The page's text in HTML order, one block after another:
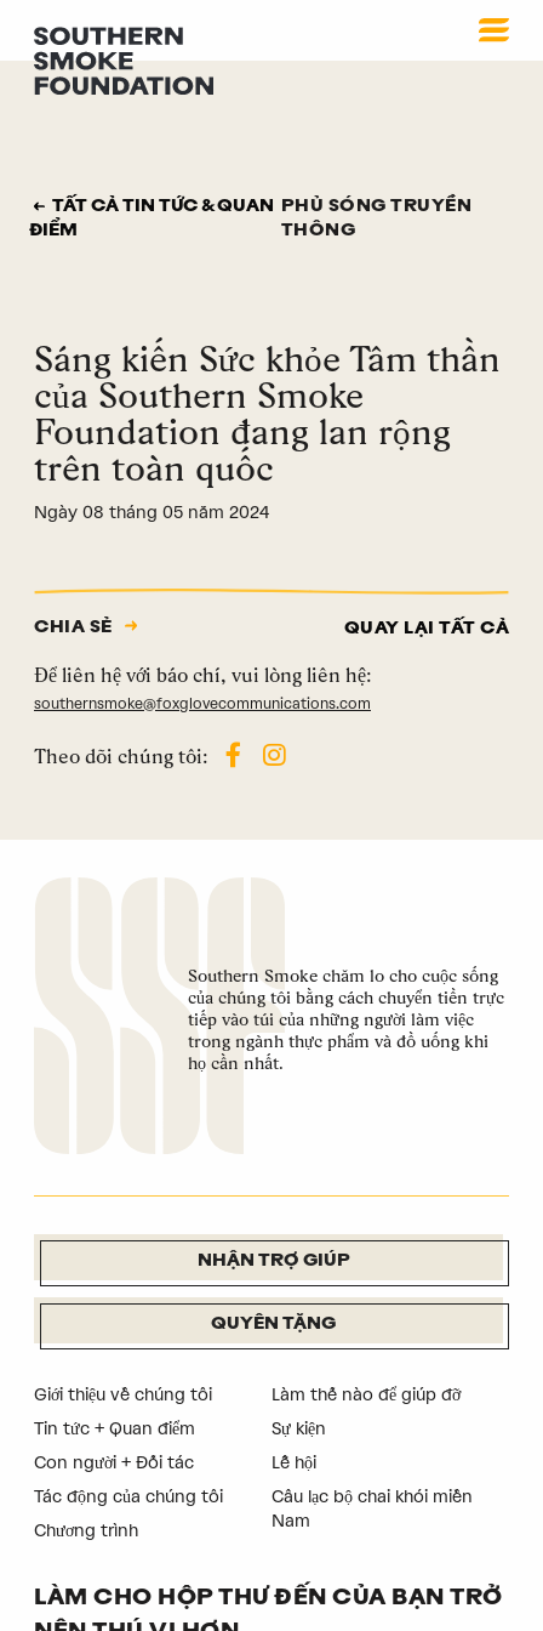
TẤT CẢ TIN TỨC & QUAN
ĐIỂM
PHỦ SÓNG TRUYỀN
THÔNG
Sáng kiến Sức khỏe Tâm thần
của Southern Smoke
Foundation đang lan rộng
trên toàn quốc
Ngày 08 tháng 05 năm 2024
CHIA SẺ QUAY LẠI TẤT CẢ
Để liên hệ với báo chí, vui lòng liên hệ:
southernsmoke@foxglovecommunications.com
Theo dõi chúng tôi:
Southern Smoke chăm lo cho cuộc sống
của chúng tôi bằng cách chuyển tiền trực
tiếp vào túi của những người làm việc
trong ngành thực phẩm và đồ uống khi
họ cần nhất.
NHẬN TRỢ GIÚP
QUYÊN TẶNG
Giới thiệu về chúng tôi
Tin tức + Quan điểm
Con người + Đối tác
Tác động của chúng tôi
Chương trình
Làm thế nào để giúp đỡ
Sự kiện
Lễ hội
Câu lạc bộ chai khói miền
Nam
LÀM CHO HỘP THƯ ĐẾN CỦA BẠN TRỞ